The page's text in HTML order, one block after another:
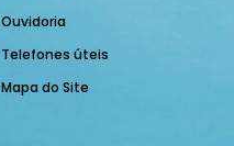
Ouvidoria
Telefones úteis
Mapa do Site